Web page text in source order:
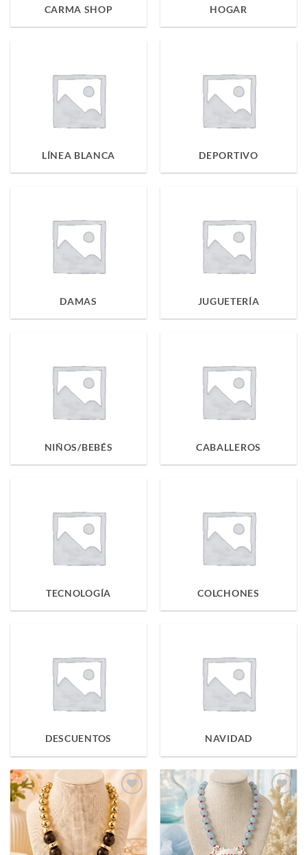
CARMA SHOP HOGAR
LÍNEA BLANCA DEPORTIVO
DAMAS JUGUETERÍA
NIÑOS/BEBÉS CABALLEROS
TECNOLOGÍA COLCHONES
DESCUENTOS NAVIDAD
Añadir
lista de
deseos
Añadir
a la
lista de
deseos